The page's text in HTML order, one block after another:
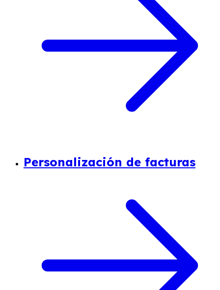
Personalización de facturas